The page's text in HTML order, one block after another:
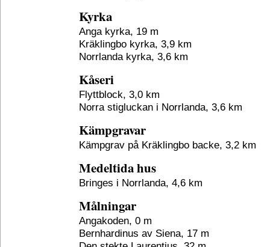
Kyrka
Anga kyrka, 19 m
Kräklingbo kyrka, 3,9 km
Norrlanda kyrka, 3,6 km
Kåseri
Flyttblock, 3,0 km
Norra stigluckan i Norrlanda, 3,6 km
Kämpgravar
Kämpgrav på Kräklingbo backe, 3,2 km
Medeltida hus
Bringes i Norrlanda, 4,6 km
Målningar
Angakoden, 0 m
Bernhardinus av Siena, 17 m